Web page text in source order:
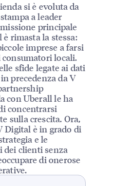
si è evoluta da
a leader
principale
rimasta la stessa:
imprese a farsi
locali.
sfide legate ai dati
precedenza da V
con Uberall le ha
concentrarsi
sulla crescita. Ora,
Digital è in grado di
e le
dei clienti senza
di onerose